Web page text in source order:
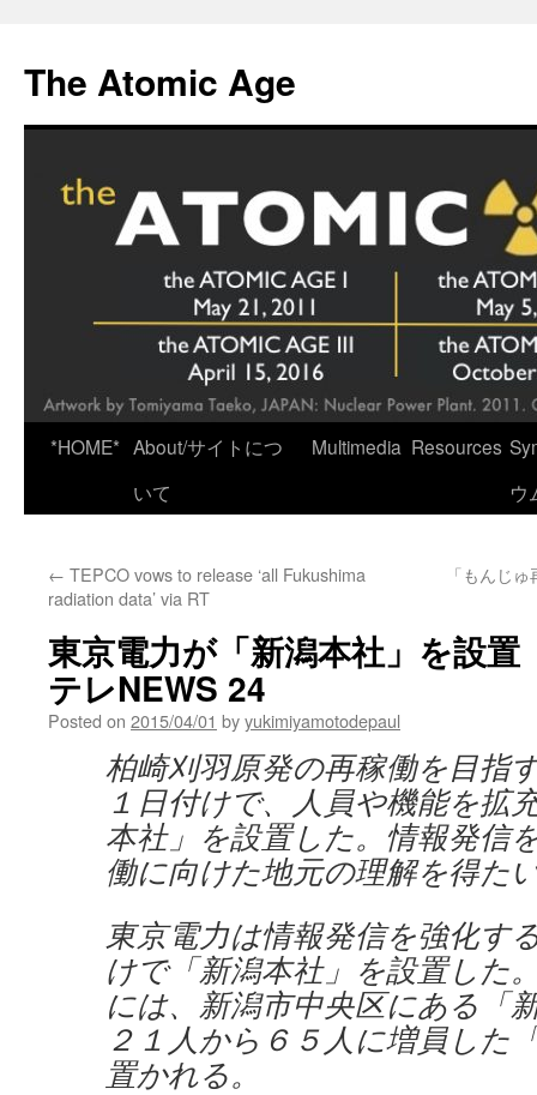
content
The Atomic Age
*HOME* About/サイトにつ
いて
Multimedia Resources
ウ
← TEPCO vows to release ‘all Fukushima
radiation data’ via RT
「もんじ
東京電力が「新潟本社」を設
テレNEWS 24
Posted on 2015/04/01 byyukimiyamotodepaul
柏崎刈羽原発の再稼働を目指
１日付けで、人員や機能を拡
本社」を設置した。情報発信
働に向けた地元の理解を得た
東京電力は情報発信を強化す
けで「新潟本社」を設置した
には、新潟市中央区にある「
２１人から６５人に増員した
置かれる。